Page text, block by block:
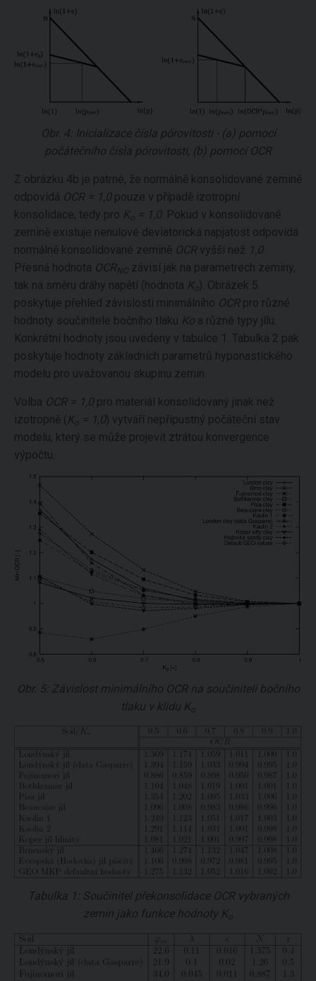
Obr. 4: Inicializace čísla pórovitosti - (a) pomocí
počátečního čísla pórovitosti, (b) pomocí OCR
Z obrázku 4b je patrné, že normálně konsolidované zemině
odpovídá OCR = 1,0pouze v případě izotropní
konsolidace, tedy pro K o = 1,0. Pokud v konsolidované
zemině existuje nenulové deviatorická napjatost odpovídá
normálně konsolidované zemině OCRvyšší než 1,0.
Přesná hodnota OCRNC
závisí jak na parametrech zeminy,
tak na směru dráhy napětí (hodnota K o). Obrázek 5
poskytuje přehled závislosti minimálního OCRpro různé
hodnoty součinitele bočního tlaku Ko a různé typy jílu.
Konkrétní hodnoty jsou uvedeny v tabulce 1. Tabulka 2 pak
poskytuje hodnoty základních parametrů hyponastického
modelu pro uvažovanou skupinu zemin.
Volba OCR = 1,0pro materiál konsolidovaný jinak než
izotropně ( K o = 1,0) vytváří nepřípustný počáteční stav
modelu, který se může projevit ztrátou konvergence
výpočtu.
Obr. 5: Závislost minimálního OCR na součiniteli bočního
tlaku v klidu K o
Tabulka 1: Součinitel překonsolidace OCR vybraných
zemin jako funkce hodnoty K o